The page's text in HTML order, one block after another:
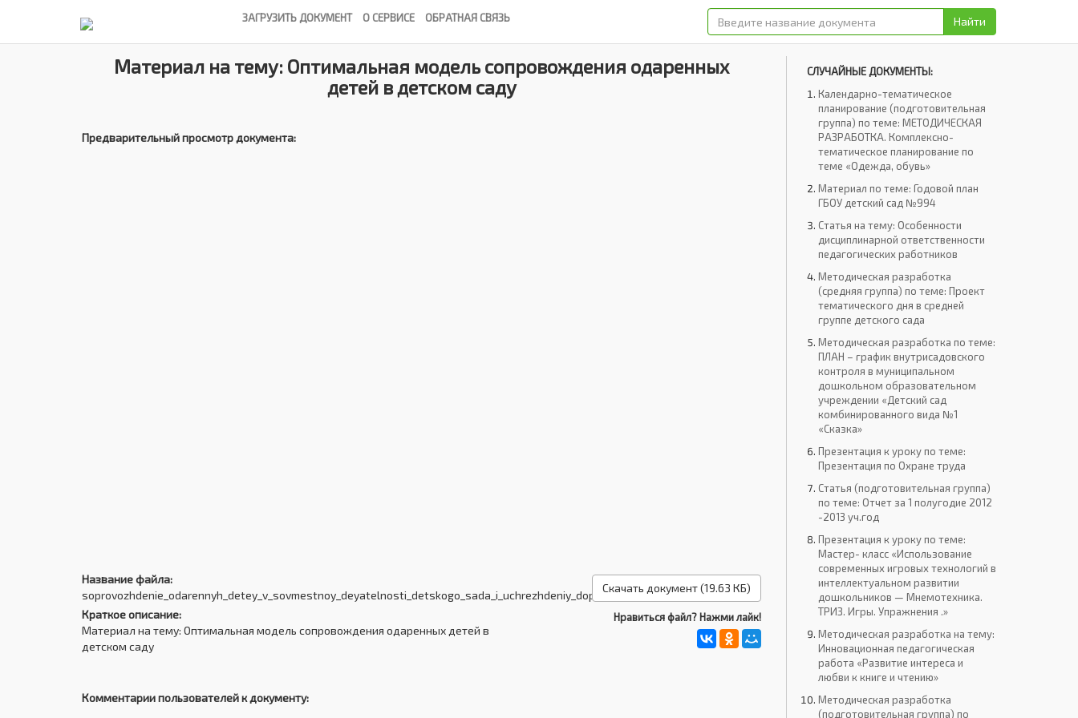
ЗАГРУЗИТЬ ДОКУМЕНТ О СЕРВИСЕ ОБРАТНАЯ СВЯЗЬ Найти
Материал на тему: Оптимальная модель сопровождения одаренных
детей в детском саду
Предварительный просмотр документа:
Название файла:
soprovozhdenie_odarennyh_detey_v_sovmestnoy_deyatelnosti_detskogo_sada_i_uchrezhdeniy_dopolnitelnogo_obrazovaniya.docx.
Краткое описание:
Материал на тему: Оптимальная модель сопровождения одаренных детей в
детском саду
Скачать документ (19.63 КБ)
Нравиться файл? Нажми лайк!
Комментарии пользователей к документу:
СЛУЧАЙНЫЕ ДОКУМЕНТЫ:
Календарно-тематическое
планирование (подготовительная
группа) по теме: МЕТОДИЧЕСКАЯ
РАЗРАБОТКА. Комплексно-
тематическое планирование по
теме «Одежда, обувь»
Материал по теме: Годовой план
ГБОУ детский сад №994
Статья на тему: Особенности
дисциплинарной ответственности
педагогических работников
Методическая разработка
(средняя группа) по теме: Проект
тематического дня в средней
группе детского сада
Методическая разработка по теме:
ПЛАН – график внутрисадовского
контроля в муниципальном
дошкольном образовательном
учреждении «Детский сад
комбинированного вида №1
«Сказка»
Презентация к уроку по теме:
Презентация по Охране труда
Статья (подготовительная группа)
по теме: Отчет за 1 полугодие 2012
-2013 уч.год
Презентация к уроку по теме:
Мастер- класс «Использование
современных игровых технологий в
интеллектуальном развитии
дошкольников — Мнемотехника.
ТРИЗ. Игры. Упражнения .»
Методическая разработка на тему:
Инновационная педагогическая
работа «Развитие интереса и
любви к книге и чтению»
Методическая разработка
(подготовительная группа) по